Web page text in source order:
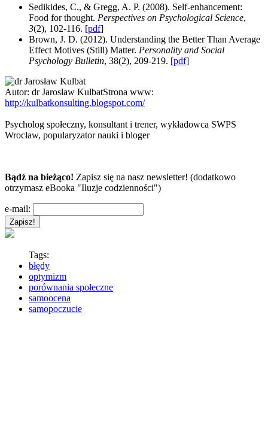
Sedikides, C., & Gregg, A. P. (2008). Self-enhancement:
Food for thought. Perspectives on Psychological Science,
3(2), 102-116. [pdf]
Brown, J. D. (2012). Understanding the Better Than Average
Effect Motives (Still) Matter. Personality and Social
Psychology Bulletin, 38(2), 209-219. [pdf]
Autor: dr Jarosław KulbatStrona www:
http://kulbatkonsulting.blogspot.com/
Psycholog społeczny, konsultant i trener, wykładowca SWPS
Wrocław, popularyzator nauki i bloger
Bądź na bieżąco! Zapisz się na nasz newsletter! (dodatkowo
otrzymasz eBooka "Iluzje codzienności")
e-mail:
Tags:
błędy
optymizm
porównania społeczne
samoocena
samopoczucie